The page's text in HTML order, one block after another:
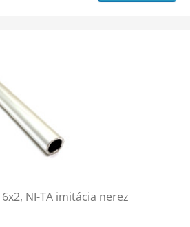
NI-TA imitácia nerez